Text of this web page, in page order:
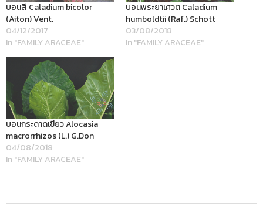
บอนสี Caladium bicolor
(Aiton) Vent.
04/12/2017
In "FAMILY ARACEAE"
บอนพระยาเศวต Caladium
humboldtii (Raf.) Schott
03/08/2018
In "FAMILY ARACEAE"
บอนกระดาดเขียว Alocasia
macrorrhizos (L.) G.Don
04/08/2018
In "FAMILY ARACEAE"